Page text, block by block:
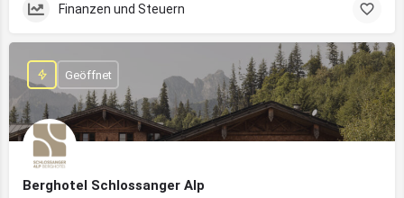
Finanzen und Steuern
Berghotel Schlossanger Alp
Geöffnet